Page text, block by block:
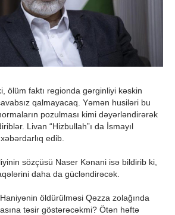
ölüm faktı regionda gərginliyi kəskin
qalmayacaq. Yəmən husiləri bu
pozulması kimi dəyərləndirərək
Livan “Hizbullah”ı da İsmayıl
edib.
sözçüsü Naser Kənani isə bildirib ki,
daha da gücləndirəcək.
öldürülməsi Qəzza zolağında
təsir göstərəcəkmi? Ötən həftə